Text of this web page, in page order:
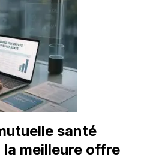
santé
meilleure offre